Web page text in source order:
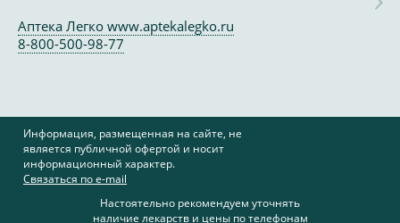
Аптека Легко www.aptekalegko.ru
8-800-500-98-77
Информация, размещенная на сайте, не
является публичной офертой и носит
информационный характер.
Связаться по e-mail
Настоятельно рекомендуем уточнять
наличие лекарств и цены по телефонам